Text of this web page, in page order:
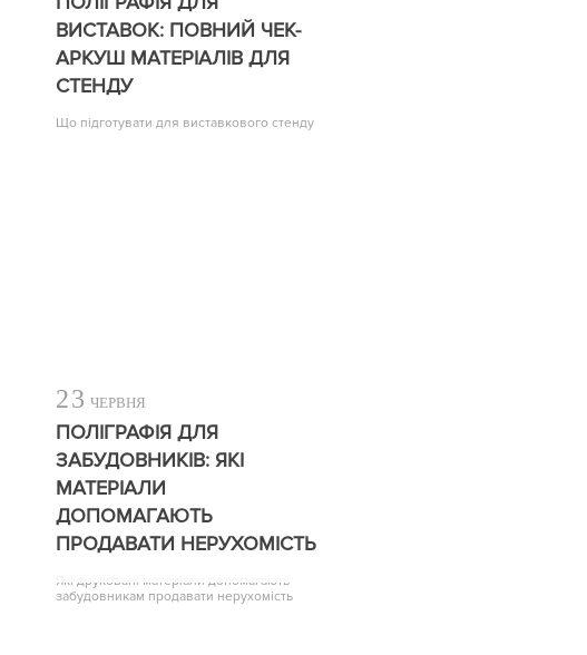
ВИСТАВОК: ПОВНИЙ ЧЕК-
АРКУШ МАТЕРІАЛІВ ДЛЯ
СТЕНДУ
Що підготувати для виставкового стенду
23 ЧЕРВНЯ
ПОЛІГРАФІЯ ДЛЯ
ЗАБУДОВНИКІВ: ЯКІ
МАТЕРІАЛИ
ДОПОМАГАЮТЬ
ПРОДАВАТИ НЕРУХОМІСТЬ
Які друковані матеріали допомагають
забудовникам продавати нерухомість